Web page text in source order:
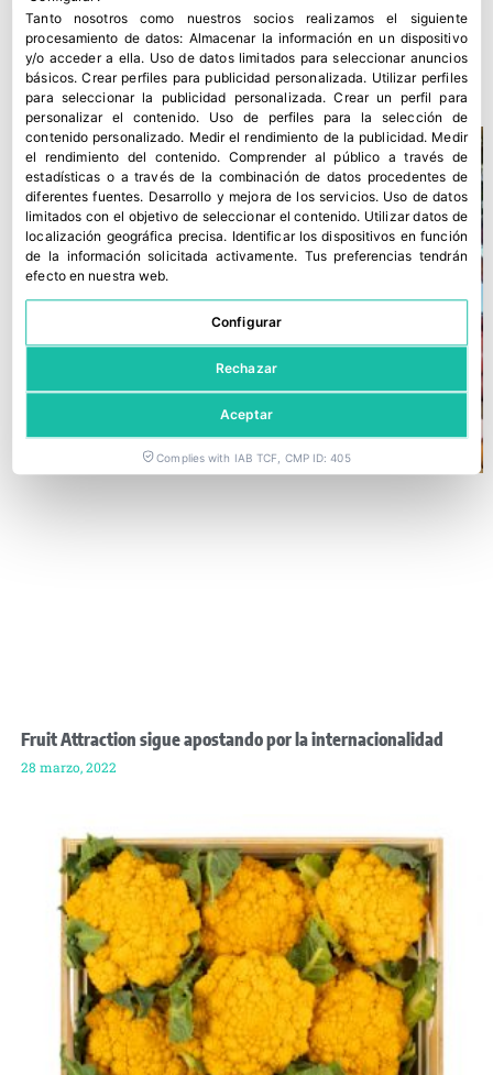
¿Por qué no exportamos fuera de Europa?
28 marzo, 2022
Fruit Attraction sigue apostando por la internacionalidad
28 marzo, 2022
Tanto nosotros como nuestros socios realizamos el siguiente
procesamiento de datos: Almacenar la información en un dispositivo
y/o acceder a ella. Uso de datos limitados para seleccionar anuncios
básicos.Crear perfiles para publicidad personalizada. Utilizar perfiles
para seleccionar la publicidad personalizada.Crear un perfil para
personalizar el contenido. Uso de perfiles para la selección de
contenido personalizado. Medir el rendimiento de la publicidad. Medir
el rendimiento del contenido.Comprender al público a través de
estadísticas o a través de la combinación de datos procedentes de
diferentes fuentes. Desarrollo y mejora de los servicios. Uso de datos
limitados con el objetivo de seleccionar el contenido. Utilizar datos de
localización geográfica precisa. Identificar los dispositivos en función
de la información solicitada activamente. Tus preferencias tendrán
efecto en nuestra web.
Configurar
Rechazar
Aceptar
Complies with IAB TCF, CMP ID: 405